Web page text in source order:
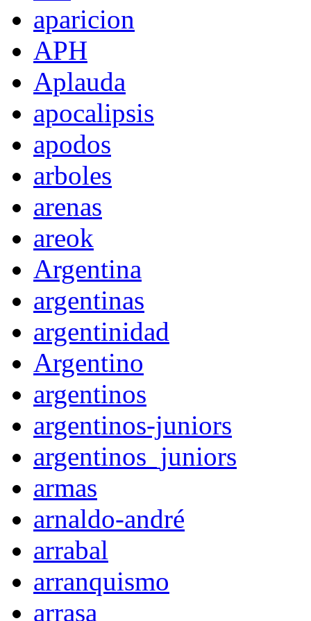
aparicion
APH
Aplauda
apocalipsis
apodos
arboles
arenas
areok
Argentina
argentinas
argentinidad
Argentino
argentinos
argentinos-juniors
argentinos_juniors
armas
arnaldo-andré
arrabal
arranquismo
arrasa